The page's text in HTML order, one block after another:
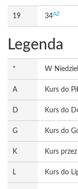
19 34AZ
Legenda
* W
A Kurs do
D Kurs do
G Kurs do
K Kurs
L Kurs do